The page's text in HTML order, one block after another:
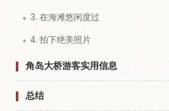
3. 在海滩悠闲度过
4. 拍下绝美照片
角岛大桥游客实用信息
总结